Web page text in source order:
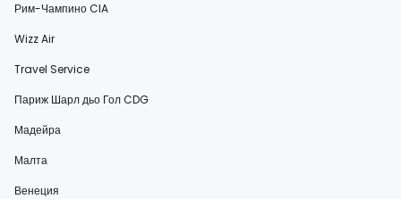
Рим-Чампино CIA
Wizz Air
Travel Service
Париж Шарл дьо Гол CDG
Мадейра
Малта
Венеция